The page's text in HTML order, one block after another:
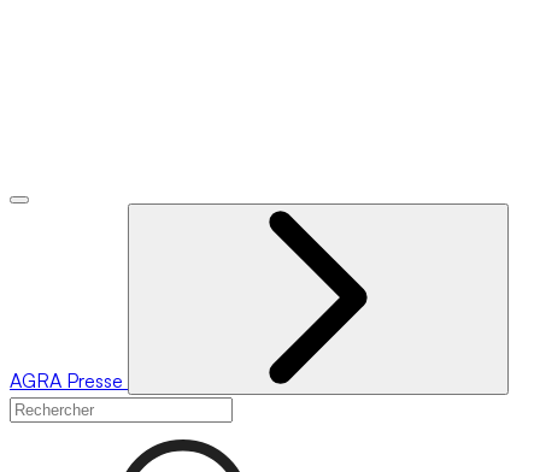
AGRA Presse